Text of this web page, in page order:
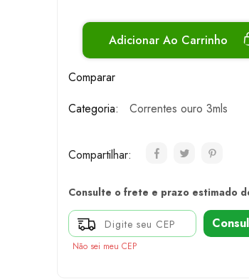
Adicionar Ao Carrinho
Comparar
Categoria:
Correntes ouro 3mls
Compartilhar:
Consulte o frete e prazo estimado
Não sei meu CEP